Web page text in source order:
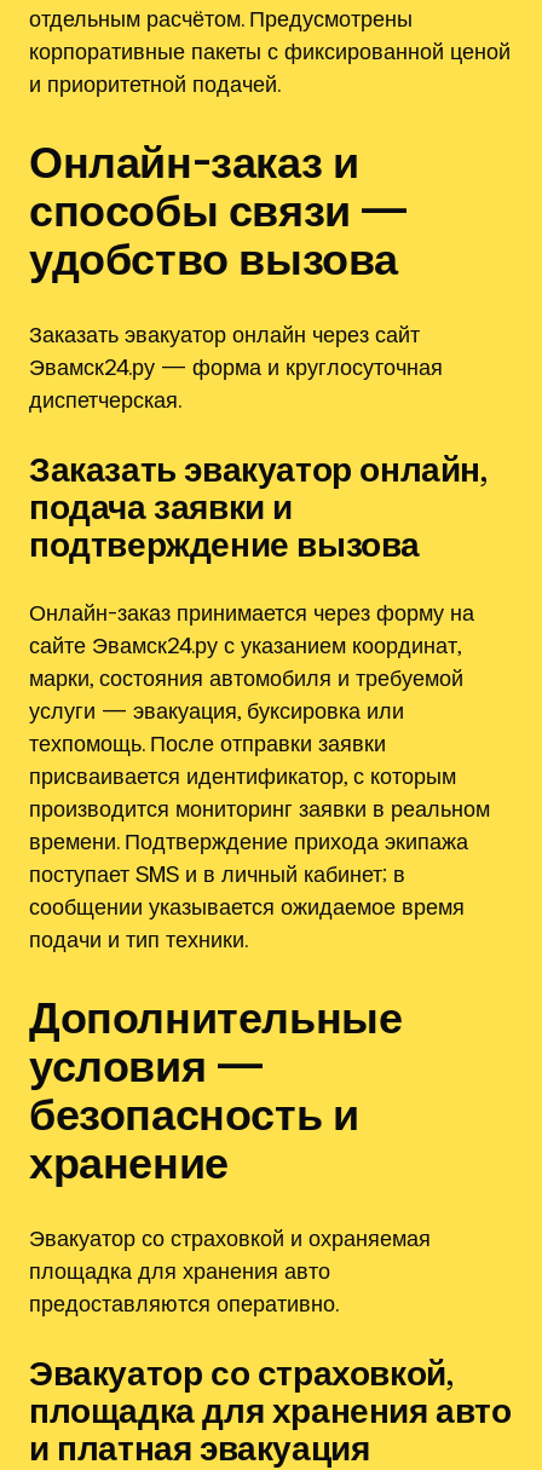
отдельным расчётом. Предусмотрены
корпоративные пакеты с фиксированной ценой
и приоритетной подачей.
Онлайн-заказ и
способы связи —
удобство вызова
Заказать эвакуатор онлайн через сайт
Эвамск24.ру — форма и круглосуточная
диспетчерская.
Заказать эвакуатор онлайн,
подача заявки и
подтверждение вызова
Онлайн-заказ принимается через форму на
сайте Эвамск24.ру с указанием координат,
марки, состояния автомобиля и требуемой
услуги — эвакуация, буксировка или
техпомощь. После отправки заявки
присваивается идентификатор, с которым
производится мониторинг заявки в реальном
времени. Подтверждение прихода экипажа
поступает SMS и в личный кабинет; в
сообщении указывается ожидаемое время
подачи и тип техники.
Дополнительные
условия —
безопасность и
хранение
Эвакуатор со страховкой и охраняемая
площадка для хранения авто
предоставляются оперативно.
Эвакуатор со страховкой,
площадка для хранения авто
и платная эвакуация